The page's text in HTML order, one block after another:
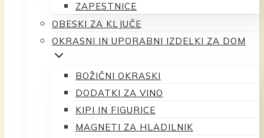
ZAPESTNICE
OBESKI ZA KLJUČE
OKRASNI IN UPORABNI IZDELKI ZA DOM
BOŽIČNI OKRASKI
DODATKI ZA VINO
KIPI IN FIGURICE
MAGNETI ZA HLADILNIK